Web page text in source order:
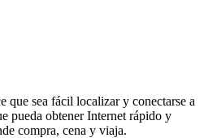
que sea fácil localizar y conectarse a
pueda obtener Internet rápido y
compra, cena y viaja.